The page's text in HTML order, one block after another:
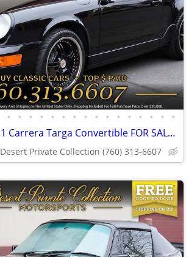
• • • • • • • • • • • • • • • •
1991 Porsche 911 Carrera Targa Convertible FOR SALE. Trades Welcome!
Desert Private Collection (760) 313-6607